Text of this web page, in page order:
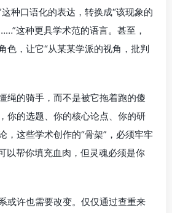
种口语化的表达，转换成“该现象的
这种更具学术范的语言。甚至，
色，让它“从某某学派的视角，批判
绳的骑手，而不是被它拖着跑的傻
，你的选题、你的核心论点、你的研
，这些学术创作的“骨架”，必须牢牢
以帮你填充血肉，但灵魂必须是你
或许也需要改变。仅仅通过查重来